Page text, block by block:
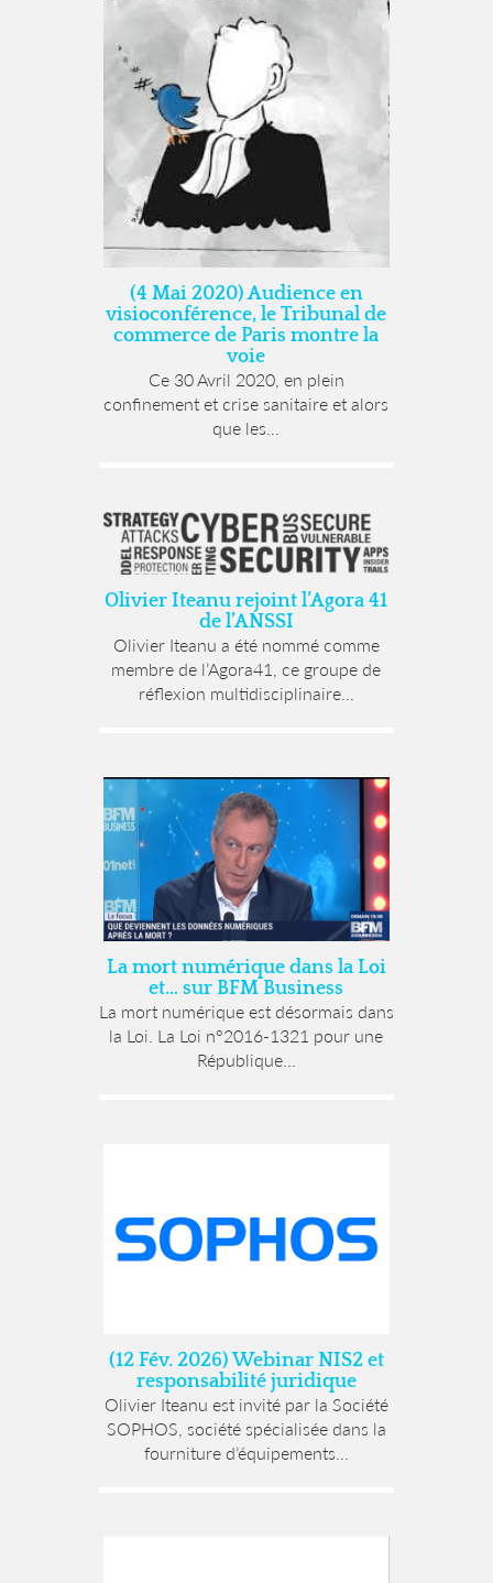
(4 Mai 2020) Audience en
visioconférence, le Tribunal de
commerce de Paris montre la
voie
Ce 30 Avril 2020, en plein
confinement et crise sanitaire et alors
que les...
Olivier Iteanu rejoint l’Agora 41
de l’ANSSI
Olivier Iteanu a été nommé comme
membre de l’Agora41, ce groupe de
réflexion multidisciplinaire...
La mort numérique dans la Loi
et… sur BFM Business
La mort numérique est désormais dans
la Loi. La Loi n°2016-1321 pour une
République...
(12 Fév. 2026) Webinar NIS2 et
responsabilité juridique
Olivier Iteanu est invité par la Société
SOPHOS, société spécialisée dans la
fourniture d’équipements...